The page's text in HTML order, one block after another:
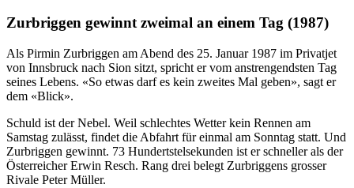
Zurbriggen gewinnt zweimal an einem Tag (1987)
Als Pirmin Zurbriggen am Abend des 25. Januar 1987 im Privatjet
von Innsbruck nach Sion sitzt, spricht er vom anstrengendsten Tag
seines Lebens. «So etwas darf es kein zweites Mal geben», sagt er
dem «Blick».
Schuld ist der Nebel. Weil schlechtes Wetter kein Rennen am
Samstag zulässt, findet die Abfahrt für einmal am Sonntag statt. Und
Zurbriggen gewinnt. 73 Hundertstelsekunden ist er schneller als der
Österreicher Erwin Resch. Rang drei belegt Zurbriggens grosser
Rivale Peter Müller.